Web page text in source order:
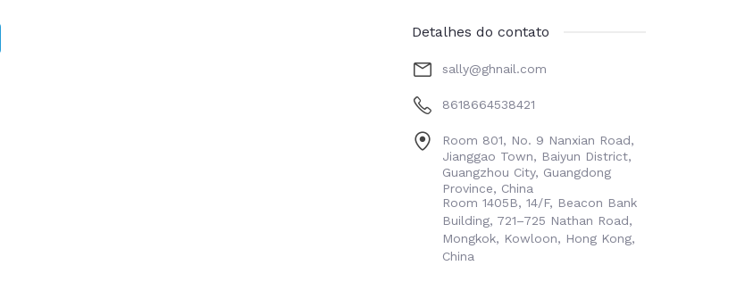
Detalhes do contato
sally@ghnail.com
8618664538421
Room 801, No. 9 Nanxian Road,
Jianggao Town, Baiyun District,
Guangzhou City, Guangdong
Province, China
Room 1405B, 14/F, Beacon Bank
Building, 721–725 Nathan Road,
Mongkok, Kowloon, Hong Kong,
China